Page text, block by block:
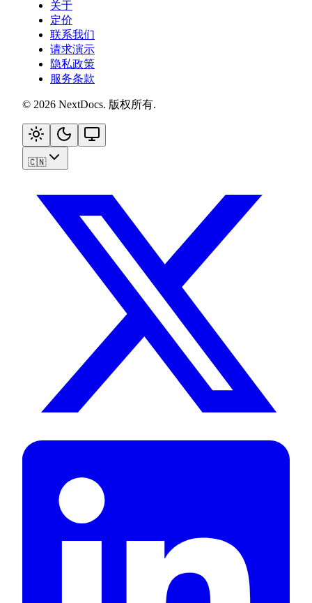
关于
定价
联系我们
请求演示
隐私政策
服务条款
© 2026 NextDocs. 版权所有.
🇨🇳